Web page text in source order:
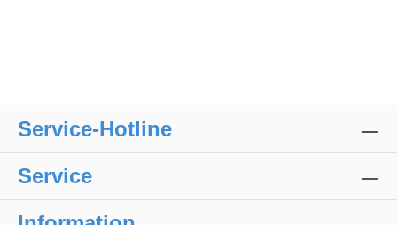
Service-Hotline
Service